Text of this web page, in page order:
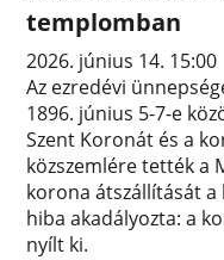
templomban
2026. június 14. 15:00
Az ezredévi
1896. június 5-7-e
Szent Koronát és a
közszemlére tették a
korona átszállítását
hiba akadályozta: a
nyílt ki.